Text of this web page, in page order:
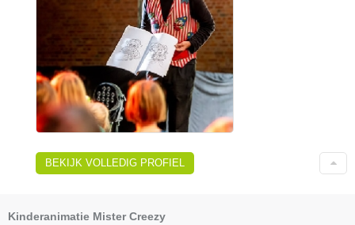
BEKIJK VOLLEDIG PROFIEL
Kinderanimatie Mister Creezy